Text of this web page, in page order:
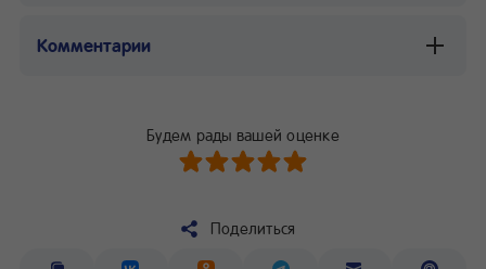
Комментарии
Будем рады вашей оценке
Поделиться